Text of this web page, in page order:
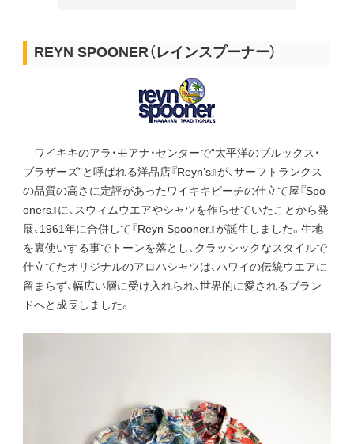
REYN SPOONER（レインスプーナー）
ワイキキのアラ・モアナ・センターで“太平洋のブルックス・
ブラザーズ”と呼ばれる洋品店『Reyn’s』が、サーフトランクス
の品質の高さに定評があったワイキキビーチの仕立て屋『Spo
oners』に、スウィムウエアやシャツを作らせていたことから発
展、1961年に合併して『Reyn Spooner』が誕生しました。生地
を裏使いする事でトーンを落とし、クラッシックなスタイルで
仕立てたオリジナルのアロハシャツは、ハワイの伝統ウエアに
留まらず、幅広い層に受け入れられ、世界的に愛されるブラン
ドへと成長しました。